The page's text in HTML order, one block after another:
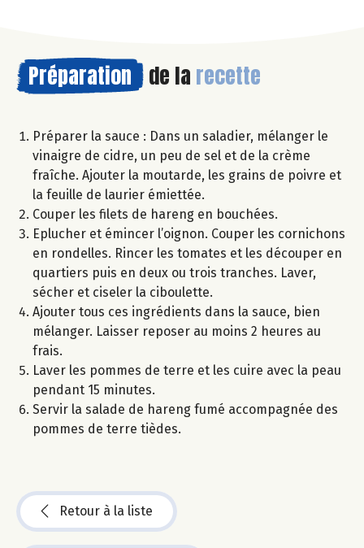
Préparation de la recette
Préparer la sauce : Dans un saladier, mélanger le
vinaigre de cidre, un peu de sel et de la crème
fraîche. Ajouter la moutarde, les grains de poivre et
la feuille de laurier émiettée.
Couper les filets de hareng en bouchées.
Eplucher et émincer l’oignon. Couper les cornichons
en rondelles. Rincer les tomates et les découper en
quartiers puis en deux ou trois tranches. Laver,
sécher et ciseler la ciboulette.
Ajouter tous ces ingrédients dans la sauce, bien
mélanger. Laisser reposer au moins 2 heures au
frais.
Laver les pommes de terre et les cuire avec la peau
pendant 15 minutes.
Servir la salade de hareng fumé accompagnée des
pommes de terre tièdes.
Retour à la liste